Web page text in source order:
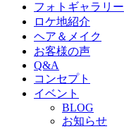
フォトギャラリー
ロケ地紹介
ヘア＆メイク
お客様の声
Q&A
コンセプト
イベント
BLOG
お知らせ